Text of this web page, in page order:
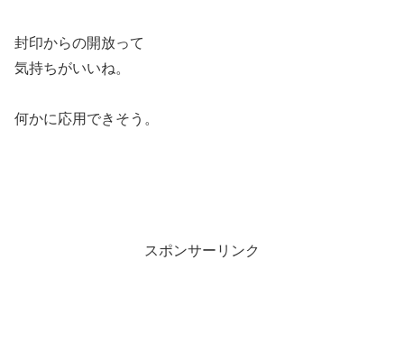
封印からの開放って
気持ちがいいね。
何かに応用できそう。
スポンサーリンク